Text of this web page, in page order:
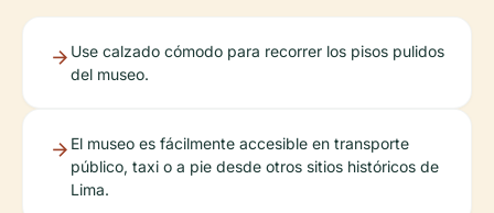
Use calzado cómodo para recorrer los pisos pulidos
del museo.
El museo es fácilmente accesible en transporte
público, taxi o a pie desde otros sitios históricos de
Lima.